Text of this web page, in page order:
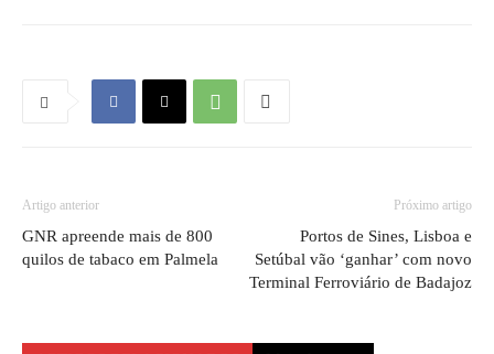
Artigo anterior
GNR apreende mais de 800
quilos de tabaco em Palmela
Próximo artigo
Portos de Sines, Lisboa e
Setúbal vão ‘ganhar’ com novo
Terminal Ferroviário de Badajoz